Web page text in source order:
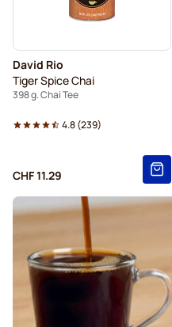
David Rio
Tiger Spice Chai
398 g. Chai Tee
4.8(239)
CHF 11.29